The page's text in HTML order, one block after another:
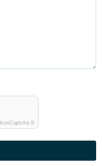
IconCaptcha ©